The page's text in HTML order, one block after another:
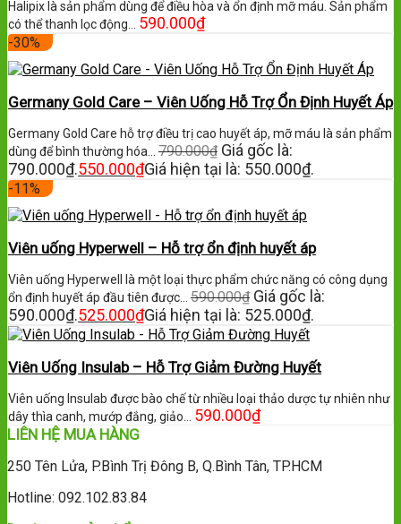
Halipix là sản phẩm dùng để điều hòa và ổn định mỡ máu. Sản phẩm
có thể thanh lọc động… 590.000₫
-30%
Germany Gold Care – Viên Uống Hỗ Trợ Ổn Định Huyết Áp
Germany Gold Care hỗ trợ điều trị cao huyết áp, mỡ máu là sản phẩm
dùng để bình thường hóa… 790.000₫ Giá gốc là:
790.000₫.550.000₫Giá hiện tại là: 550.000₫.
-11%
Viên uống Hyperwell – Hỗ trợ ổn định huyết áp
Viên uống Hyperwell là một loại thực phẩm chức năng có công dụng
ổn định huyết áp đầu tiên được… 590.000₫ Giá gốc là:
590.000₫.525.000₫Giá hiện tại là: 525.000₫.
Viên Uống Insulab – Hỗ Trợ Giảm Đường Huyết
Viên uống Insulab được bào chế từ nhiều loại thảo dược tự nhiên như
dây thìa canh, mướp đắng, giảo… 590.000₫
LIÊN HỆ MUA HÀNG
250 Tên Lửa, P.Bình Trị Đông B, Q.Bình Tân, TP.HCM
Hotline: 092.102.83.84